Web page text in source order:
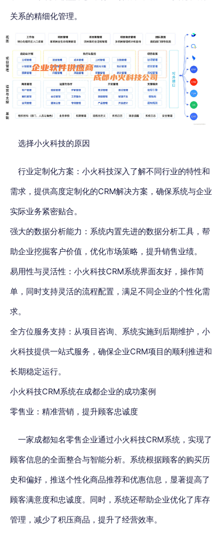
关系的精细化管理。
选择小火科技的原因
行业定制化方案： 小火科技深入了解不同行业的特性和
需求，提供高度定制化的CRM解决方案，确保系统与企业
实际业务紧密贴合。
强大的数据分析能力：系统内置先进的数据分析工具，帮
助企业挖掘客户价值，优化市场策略，提升销售业绩。
易用性与灵活性：小火科技CRM系统界面友好，操作简
单，同时支持灵活的流程配置，满足不同企业的个性化需
求。
全方位服务支持：从项目咨询、系统实施到后期维护，小
火科技提供一站式服务，确保企业CRM项目的顺利推进和
长期稳定运行。
小火科技CRM系统在成都企业的成功案例
零售业：精准营销，提升顾客忠诚度
一家成都知名零售企业通过小火科技CRM系统，实现了
顾客信息的全面整合与智能分析。系统根据顾客的购买历
史和偏好，推送个性化商品推荐和优惠信息，显著提高了
顾客满意度和忠诚度。同时，系统还帮助企业优化了库存
管理，减少了积压商品，提升了经营效率。